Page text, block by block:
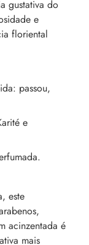
gustativa do
e
floriental
passou,
e
este
acinzentada é
mais